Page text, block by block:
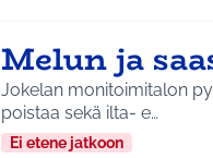
Melun ja
Jokelan monitoimitalon
poistaa sekä ilta- e…
Ei etene jatkoon